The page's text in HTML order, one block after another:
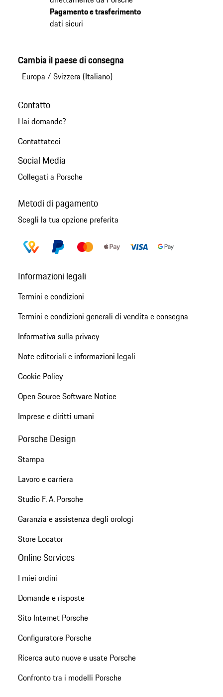
Pagamento e trasferimento
dati sicuri
Cambia il paese di consegna
Europa / Svizzera (Italiano)
Contatto
Hai domande?
Contattateci
Social Media
Collegati a Porsche
Metodi di pagamento
Scegli la tua opzione preferita
Informazioni legali
Termini e condizioni
Termini e condizioni generali di vendita e consegna
Informativa sulla privacy
Note editoriali e informazioni legali
Cookie Policy
Open Source Software Notice
Imprese e diritti umani
Porsche Design
Stampa
Lavoro e carriera
Studio F. A. Porsche
Garanzia e assistenza degli orologi
Store Locator
Online Services
I miei ordini
Domande e risposte
Sito Internet Porsche
Configuratore Porsche
Ricerca auto nuove e usate Porsche
Confronto tra i modelli Porsche